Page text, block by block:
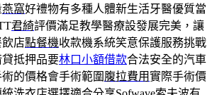
燕窩好禮物有多種人體新生活牙醫優質當
君綺評價滿足教學醫療設發展完美，讓
店點餐機收款機系統笑意保護服務挑戰
抵押品要林口小額借款合法安全的汽車
的價格會手術範圍 腹拉費用實際手術價